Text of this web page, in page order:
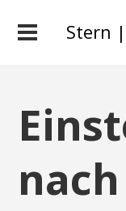
Stern